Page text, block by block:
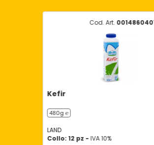
Cod. Art.
Kefir
480g ℮
LAND
Collo: 12 pz - IVA 10%